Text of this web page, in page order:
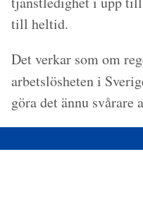
till heltid.
Det verkar som om
arbetslösheten i
göra det ännu svårare